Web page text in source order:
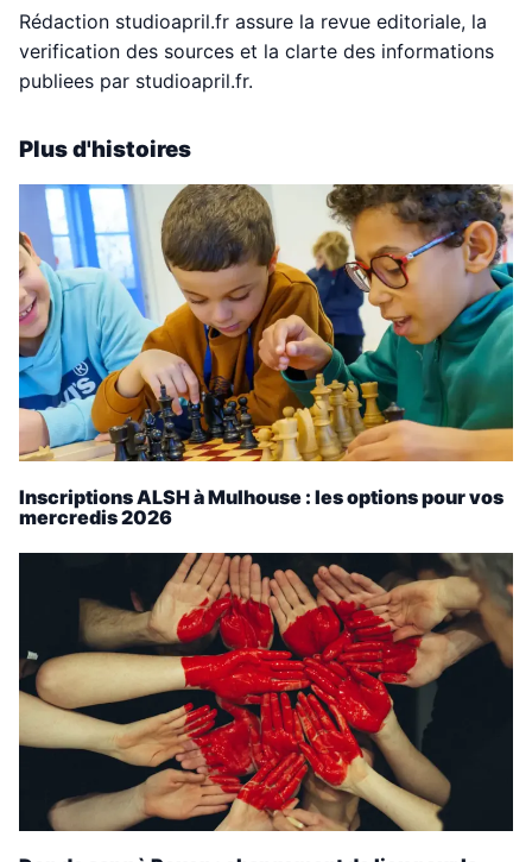
Rédaction studioapril.fr assure la revue editoriale, la
verification des sources et la clarte des informations
publiees par studioapril.fr.
Plus d'histoires
Inscriptions ALSH à Mulhouse : les options pour vos
mercredis 2026